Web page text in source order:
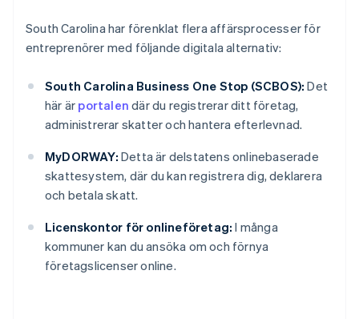
South Carolina har förenklat flera affärsprocesser för
entreprenörer med följande digitala alternativ:
South Carolina Business One Stop (SCBOS): Det
här är portalen där du registrerar ditt företag,
administrerar skatter och hantera efterlevnad.
MyDORWAY: Detta är delstatens onlinebaserade
skattesystem, där du kan registrera dig, deklarera
och betala skatt.
Licenskontor för onlineföretag: I många
kommuner kan du ansöka om och förnya
företagslicenser online.